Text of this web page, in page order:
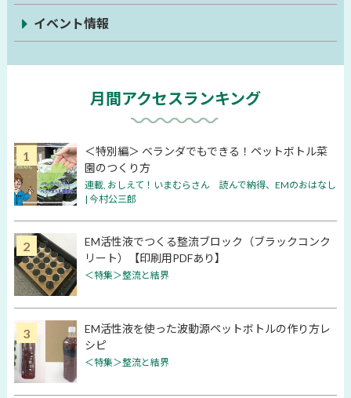
イベント情報
月間アクセスランキング
＜特別編＞ ベランダでもできる！ペットボトル菜
園のつくり方
連載, おしえて！いまむらさん 読んで納得、EMのおはなし
| 今村公三郎
EM活性液でつくる整流ブロック（ブラックコンク
リート）【印刷用PDFあり】
＜特集＞整流と結界
EM活性液を使った波動源ペットボトルの作り方レ
シピ
＜特集＞整流と結界